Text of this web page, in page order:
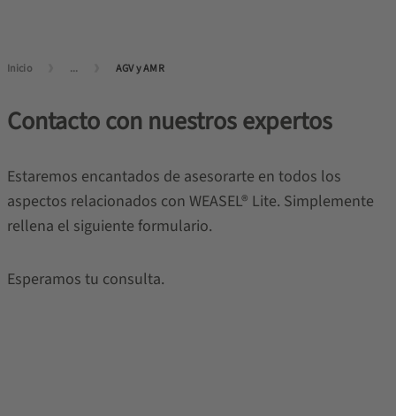
Inicio ... AGV y AMR
Contacto con nuestros expertos
Estaremos encantados de asesorarte en todos los
aspectos relacionados con WEASEL® Lite. Simplemente
rellena el siguiente formulario.
Esperamos tu consulta.